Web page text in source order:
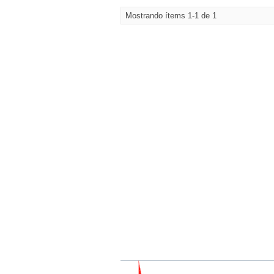
Mostrando ítems 1-1 de 1